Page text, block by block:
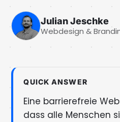
Julian Jeschke
Webdesign &
QUICK ANSWER
Eine barrierefreie
dass alle Menschen